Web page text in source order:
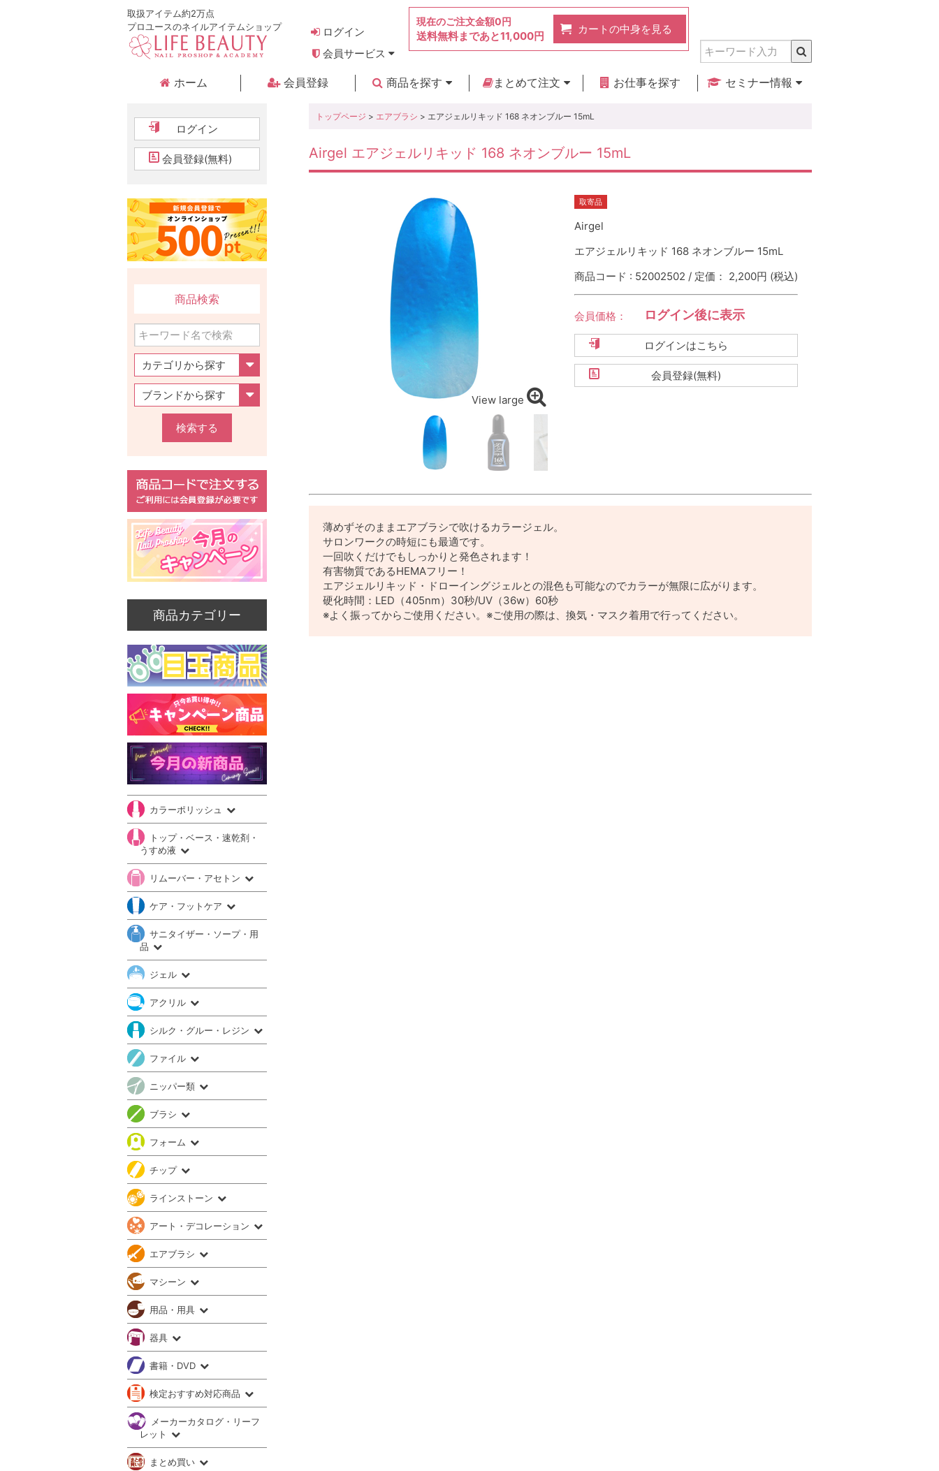
取扱アイテム約2万点
プロユースのネイルアイテムショップ
ログイン
会員サービス
現在のご注文金額0円
送料無料まであと11,000円
カートの中身を見る
ホーム 会員登録
商品を探す
まとめて注文
お仕事を探す
セミナー情報
トップページ > エアブラシ > エアジェルリキッド 168 ネオンブルー 15mL
Airgel エアジェルリキッド 168 ネオンブルー 15mL
View large
取寄品
Airgel
エアジェルリキッド 168 ネオンブルー 15mL
商品コード : 52002502 / 定価： 2,200円 (税込)
会員価格： ログイン後に表示
ログインはこちら
会員登録(無料)
薄めずそのままエアブラシで吹けるカラージェル。
サロンワークの時短にも最適です。
一回吹くだけでもしっかりと発色されます！
有害物質であるHEMAフリー！
エアジェルリキッド・ドローイングジェルとの混色も可能なのでカラーが無限に広がります。
硬化時間：LED（405nm）30秒/UV（36w）60秒
※よく振ってからご使用ください。※ご使用の際は、換気・マスク着用で行ってください。
ログイン
会員登録(無料)
商品検索
検索する
商品カテゴリー
カラーポリッシュ
トップ・ベース・速乾剤・
うすめ液
リムーバー・アセトン
ケア・フットケア
サニタイザー・ソープ・用
品
ジェル
アクリル
シルク・グルー・レジン
ファイル
ニッパー類
ブラシ
フォーム
チップ
ラインストーン
アート・デコレーション
エアブラシ
マシーン
用品・用具
器具
書籍・DVD
検定おすすめ対応商品
メーカーカタログ・リーフ
レット
まとめ買い